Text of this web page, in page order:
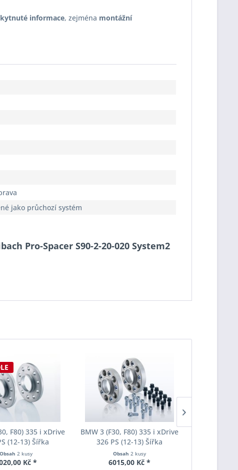
informace, zejména montážní
jako průchozí systém
Pro-Spacer S90-2-20-020 System2
F80) 335 i xDrive
(12-13) Šířka
Eibach Pro-Spacer
15-001 System2
Obsah 2 kusy
Kč *
BMW 3 (F30, F80) 335 i xDrive
326 PS (12-13) Šířka
rozchodu Eibach Pro-Spacer
S90-7-20-036 System7
Obsah2 kusy
6015,00 Kč *